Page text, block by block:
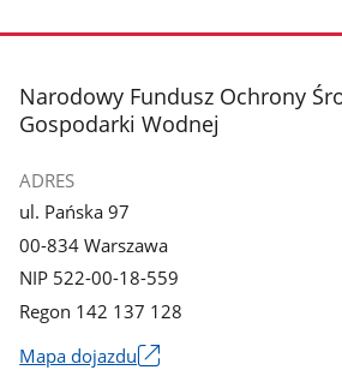
stopka
Narodowy Fundusz Ochrony
Gospodarki Wodnej
ADRES
ul. Pańska 97
00-834 Warszawa
NIP 522-00-18-559
Regon 142 137 128
Mapa dojazdu